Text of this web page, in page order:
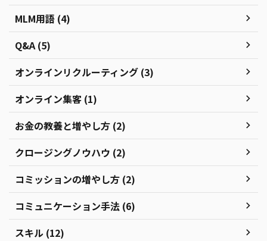
MLM用語 (4)
Q&A (5)
オンラインリクルーティング (3)
オンライン集客 (1)
お金の教養と増やし方 (2)
クロージングノウハウ (2)
コミッションの増やし方 (2)
コミュニケーション手法 (6)
スキル (12)